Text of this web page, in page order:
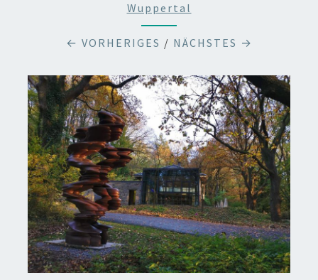
Wuppertal
← VORHERIGES / NÄCHSTES →